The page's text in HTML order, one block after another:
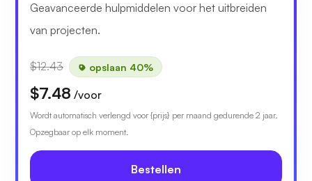
Geavanceerde hulpmiddelen voor het uitbreiden
van projecten.
$12.43 opslaan 40%
$7.48 /voor
Wordt automatisch verlengd voor {prijs} per maand gedurende 2 jaar.
Opzegbaar op elk moment.
Bestellen